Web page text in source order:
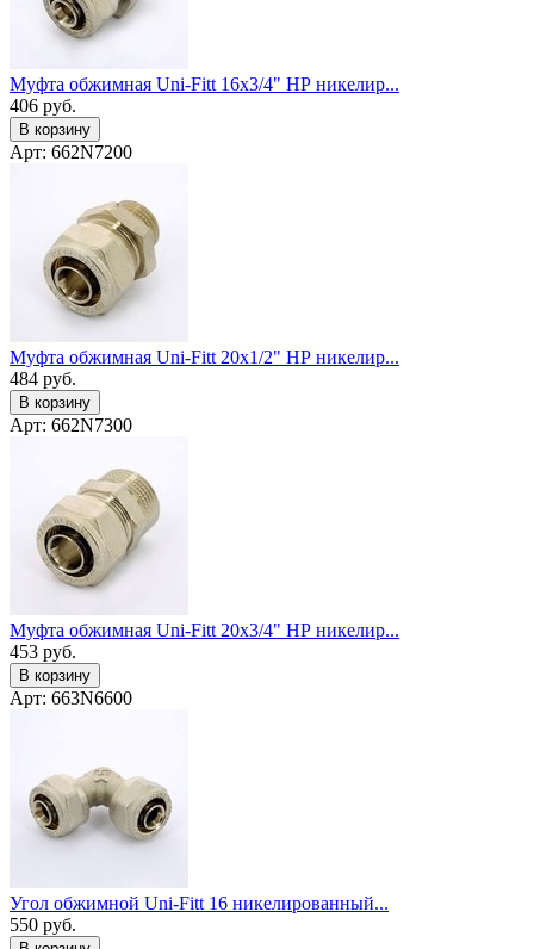
Муфта обжимная Uni-Fitt 16x3/4" НР никелир...
406 руб.
В корзину
Арт: 662N7200
Муфта обжимная Uni-Fitt 20x1/2" НР никелир...
484 руб.
В корзину
Арт: 662N7300
Муфта обжимная Uni-Fitt 20x3/4" НР никелир...
453 руб.
В корзину
Арт: 663N6600
Угол обжимной Uni-Fitt 16 никелированный...
550 руб.